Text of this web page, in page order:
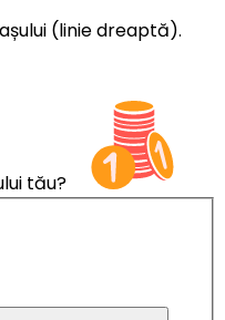
(linie dreaptă).
tău?